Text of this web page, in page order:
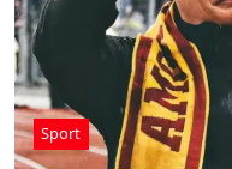
Sport